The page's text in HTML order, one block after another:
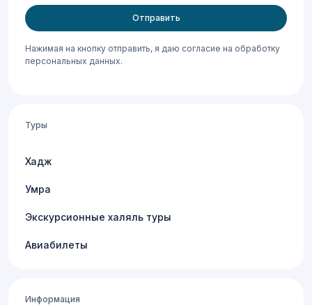
Нажимая на кнопку отправить, я даю согласие на обработку
персональных данных.
Туры
Хадж
Умра
Экскурсионные халяль туры
Авиабилеты
Информация